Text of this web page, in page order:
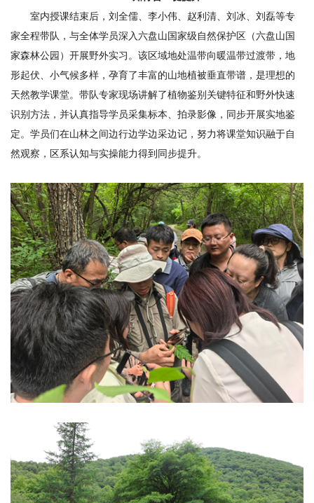
室内授课结束后，刘全儒、李小伟、赵利清、刘冰、刘磊等专
家全程带队，与全体学员深入六盘山国家级自然保护区（六盘山国
家森林公园）开展野外实习。该区域地处温带向暖温带过渡带，地
形起伏、小气候多样，孕育了丰富的山地植被垂直带谱，是理想的
天然教学课堂。带队专家现场讲解了植物鉴别关键特征和野外快速
识别方法，并认真指导学员采集标本、拍录影像，同步开展实地鉴
定。学员们在山林之间边行边学边采边记，努力将课堂知识融于自
然观察，区系认知与实操能力得到同步提升。